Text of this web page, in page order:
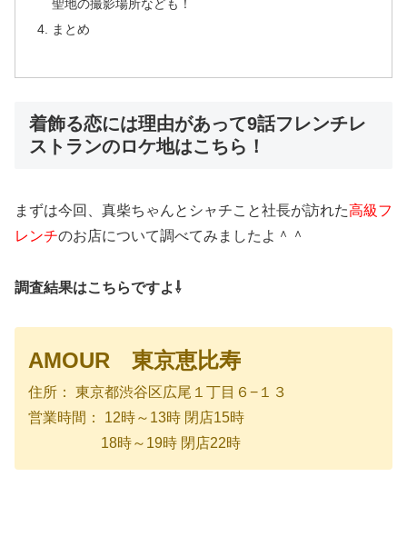
聖地の撮影場所なども！
まとめ
着飾る恋には理由があって9話フレンチレ
ストランのロケ地はこちら！
まずは今回、真柴ちゃんとシャチこと社長が訪れた高級フ
レンチのお店について調べてみましたよ＾＾
調査結果はこちらですよ⇩
AMOUR 東京恵比寿
住所： 東京都渋谷区広尾１丁目６−１３
営業時間： 12時～13時 閉店15時
18時～19時 閉店22時